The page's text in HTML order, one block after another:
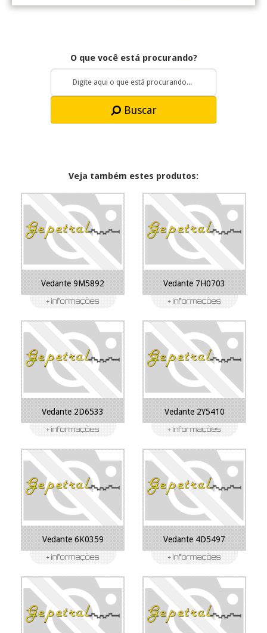
O que você está procurando?
Buscar
Veja também estes produtos:
Vedante 9M5892 Vedante 7H0703
Vedante 2D6533 Vedante 2Y5410
Vedante 6K0359 Vedante 4D5497